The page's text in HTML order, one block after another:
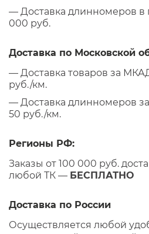
— Доставка длинномеров в
000 руб.
Доставка по Московской
— Доставка товаров за
руб./км.
— Доставка длинномеров
50 руб./км.
Регионы РФ:
Заказы от 100 000 руб.
любой ТК — БЕСПЛАТНО
Доставка по России
Осуществляется любой